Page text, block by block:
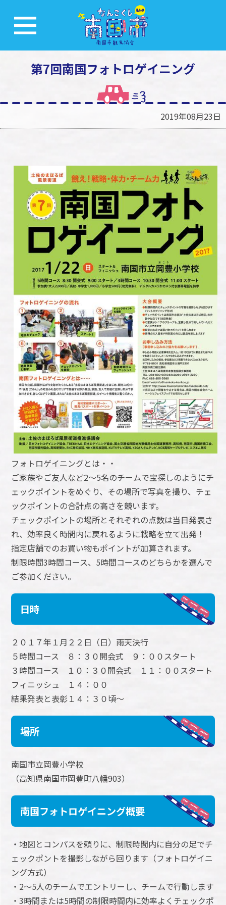
第7回南国フォトロゲイニング
2019年08月23日
フォトロゲイニングとは・・
ご家族やご友人など2～5名のチームで宝探しのようにチ
ェックポイントをめぐり、その場所で写真を撮り、チェ
ックポイントの合計点の高さを競います。
チェックポイントの場所とそれぞれの点数は当日発表さ
れ、効率良く時間内に戻れるように戦略を立て出発！
指定店舗でのお買い物もポイントが加算されます。
制限時間3時間コース、5時間コースのどちらかを選んで
ご参加ください。
日時
２０１７年１月２２日（日）雨天決行
５時間コース ８：３０開会式 ９：００スタート
３時間コース １０：３０開会式 １１：００スタート
フィニッシュ １４：００
結果発表と表彰１４：３０頃～
場所
南国市立岡豊小学校
（高知県南国市岡豊町八幡903）
南国フォトロゲイニング概要
・地図とコンパスを頼りに、制限時間内に自分の足でチ
ェックポントを撮影しながら回ります（フォトロゲイニ
ング方式）
・2～5人のチームでエントリーし、チームで行動します
・3時間または5時間の制限時間内に効率よくチェックポ